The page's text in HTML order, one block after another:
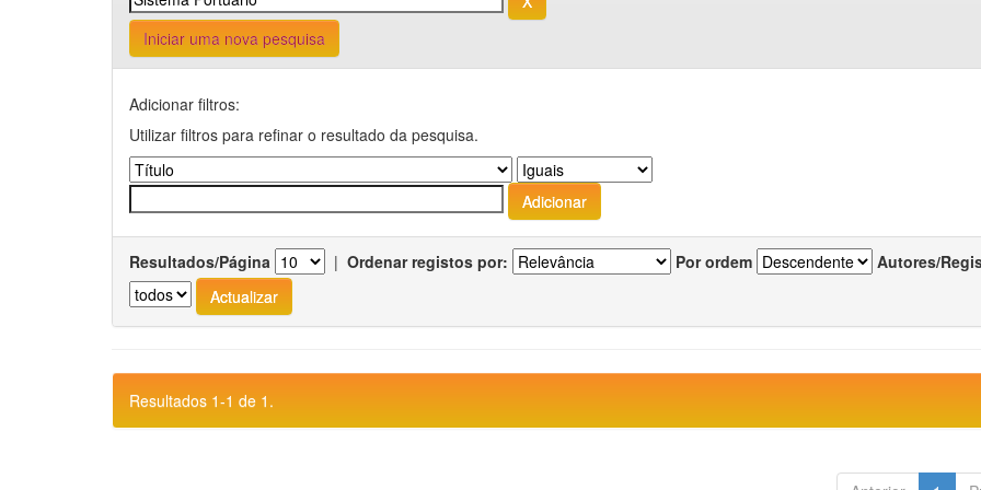
Iniciar uma nova pesquisa
Adicionar filtros:
Utilizar filtros para refinar o resultado da pesquisa.
Resultados/Página | Ordenar registos por: Por ordem Autores/
Resultados 1-1 de 1.